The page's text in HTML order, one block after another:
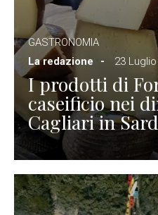
GASTRONOMIA
La redazione
23
I prodotti di
caseificio nei
Cagliari in